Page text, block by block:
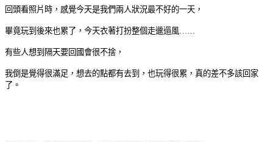
回頭看照片時，感覺今天是我們兩人狀況最不好的一天，
畢竟玩到後來也累了，今天衣著打扮整個走邋遢風……
有些人想到隔天要回國會很不捨，
我倒是覺得很滿足，想去的點都有去到，也玩得很累，真的差不多該回家
了。